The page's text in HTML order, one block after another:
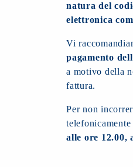
natura del
elettronica
Vi
pagamento
a motivo della
fattura.
Per non
alle ore 12.00,